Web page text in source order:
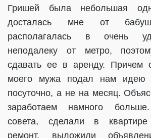
Гришей была небольшая
досталась мне от
располагалась в очень
неподалеку от метро,
сдавать ее в аренду. Причем
моего мужа подал нам идею
посуточно, а не на месяц.
заработаем намного
совета, сделали в квартире
ремонт, выложили